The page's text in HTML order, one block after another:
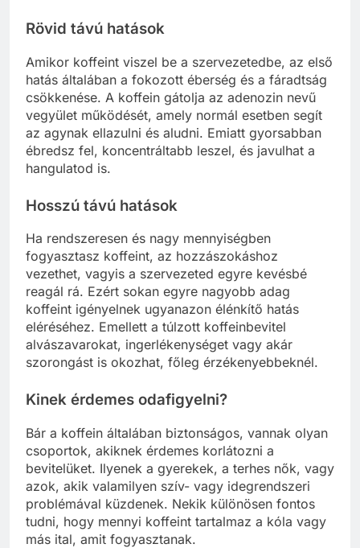
Rövid távú hatások
Amikor koffeint viszel be a szervezetedbe, az első
hatás általában a fokozott éberség és a fáradtság
csökkenése. A koffein gátolja az adenozin nevű
vegyület működését, amely normál esetben segít
az agynak ellazulni és aludni. Emiatt gyorsabban
ébredsz fel, koncentráltabb leszel, és javulhat a
hangulatod is.
Hosszú távú hatások
Ha rendszeresen és nagy mennyiségben
fogyasztasz koffeint, az hozzászokáshoz
vezethet, vagyis a szervezeted egyre kevésbé
reagál rá. Ezért sokan egyre nagyobb adag
koffeint igényelnek ugyanazon élénkítő hatás
eléréséhez. Emellett a túlzott koffeinbevitel
alvászavarokat, ingerlékenységet vagy akár
szorongást is okozhat, főleg érzékenyebbeknél.
Kinek érdemes odafigyelni?
Bár a koffein általában biztonságos, vannak olyan
csoportok, akiknek érdemes korlátozni a
bevitelüket. Ilyenek a gyerekek, a terhes nők, vagy
azok, akik valamilyen szív- vagy idegrendszeri
problémával küzdenek. Nekik különösen fontos
tudni, hogy mennyi koffeint tartalmaz a kóla vagy
más ital, amit fogyasztanak.